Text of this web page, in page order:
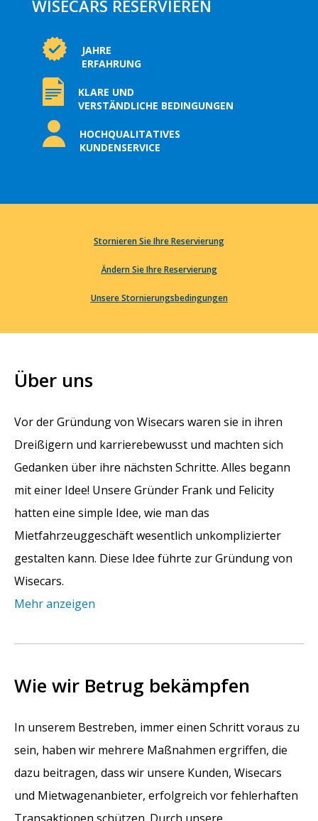
WISECARS RESERVIEREN
JAHRE
ERFAHRUNG
KLARE UND
VERSTÄNDLICHE BEDINGUNGEN
HOCHQUALITATIVES
KUNDENSERVICE
Stornieren Sie Ihre Reservierung
Ändern Sie Ihre Reservierung
Unsere Stornierungsbedingungen
Über uns
Vor der Gründung von Wisecars waren sie in ihren
Dreißigern und karrierebewusst und machten sich
Gedanken über ihre nächsten Schritte. Alles begann
mit einer Idee! Unsere Gründer Frank und Felicity
hatten eine simple Idee, wie man das
Mietfahrzeuggeschäft wesentlich unkomplizierter
gestalten kann. Diese Idee führte zur Gründung von
Wisecars.
Mehr anzeigen
Wie wir Betrug bekämpfen
In unserem Bestreben, immer einen Schritt voraus zu
sein, haben wir mehrere Maßnahmen ergriffen, die
dazu beitragen, dass wir unsere Kunden, Wisecars
und Mietwagenanbieter, erfolgreich vor fehlerhaften